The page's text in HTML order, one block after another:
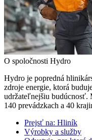
O spoločnosti Hydro
Hydro je popredná
zdroje energie, ktorá
udržateľnejšiu budúcnosť.
140 prevádzkach a 40
Prejsť na: Hliník
Výrobky a služby